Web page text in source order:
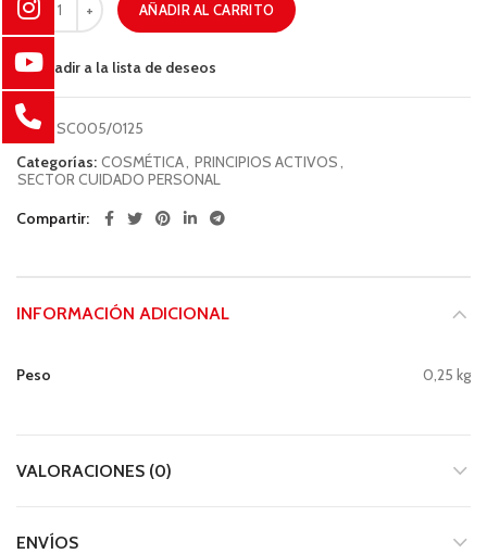
AÑADIR AL CARRITO
Añadir a la lista de deseos
COD: SC005/0125
Categorías: COSMÉTICA, PRINCIPIOS ACTIVOS,
SECTOR CUIDADO PERSONAL
Compartir
INFORMACIÓN ADICIONAL
Peso 0,25 kg
VALORACIONES (0)
ENVÍOS